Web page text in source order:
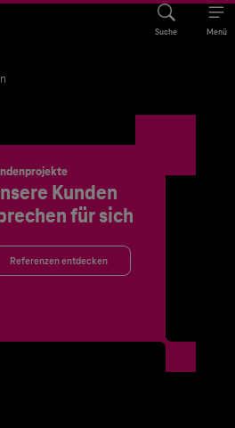
Suche Menü
Kunden
für sich
Referenzen entdecken